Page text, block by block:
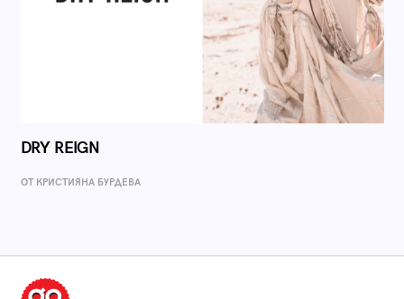
DRY REIGN
ОТ КРИСТИЯНА БУРДЕВА